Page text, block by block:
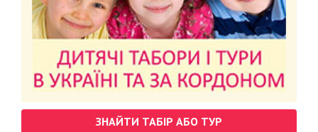
ЗНАЙТИ ТАБІР АБО ТУР